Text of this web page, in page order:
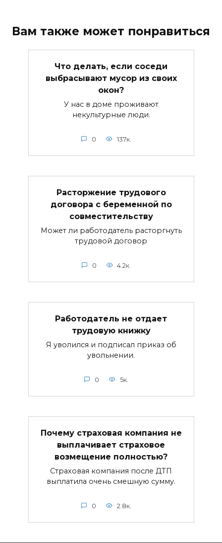
Вам также может понравиться
Что делать, если соседи
выбрасывают мусор из своих
окон?
У нас в доме проживают
некультурные люди.
0 137к.
Расторжение трудового
договора с беременной по
совместительству
Может ли работодатель расторгнуть
трудовой договор
0 4.2к.
Работодатель не отдает
трудовую книжку
Я уволился и подписал приказ об
увольнении.
0 5к.
Почему страховая компания не
выплачивает страховое
возмещение полностью?
Страховая компания после ДТП
выплатила очень смешную сумму.
0 2.8к.